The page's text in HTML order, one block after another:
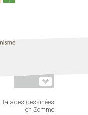
Balades dessinées
en Somme